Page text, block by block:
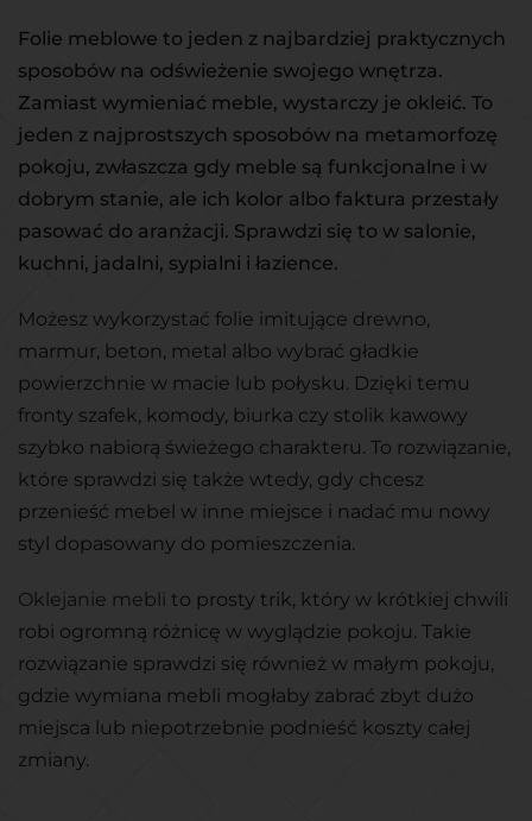
Folie meblowe to jeden z najbardziej praktycznych
sposobów na odświeżenie swojego wnętrza.
Zamiast wymieniać meble, wystarczy je okleić. To
jeden z najprostszych sposobów na metamorfozę
pokoju, zwłaszcza gdy meble są funkcjonalne i w
dobrym stanie, ale ich kolor albo faktura przestały
pasować do aranżacji. Sprawdzi się to w salonie,
kuchni, jadalni, sypialni i łazience.
Możesz wykorzystać folie imitujące drewno,
marmur, beton, metal albo wybrać gładkie
powierzchnie w macie lub połysku. Dzięki temu
fronty szafek, komody, biurka czy stolik kawowy
szybko nabiorą świeżego charakteru. To rozwiązanie,
które sprawdzi się także wtedy, gdy chcesz
przenieść mebel w inne miejsce i nadać mu nowy
styl dopasowany do pomieszczenia.
Oklejanie mebli to prosty trik, który w krótkiej chwili
robi ogromną różnicę w wyglądzie pokoju. Takie
rozwiązanie sprawdzi się również w małym pokoju,
gdzie wymiana mebli mogłaby zabrać zbyt dużo
miejsca lub niepotrzebnie podnieść koszty całej
zmiany.